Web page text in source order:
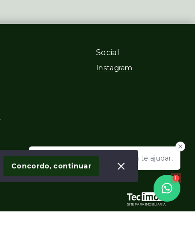
Social
Instagram
SITE PARA IMOBILIARIA
Olá! Estamos disponíveis para te ajudar.
1
Concordo, continuar